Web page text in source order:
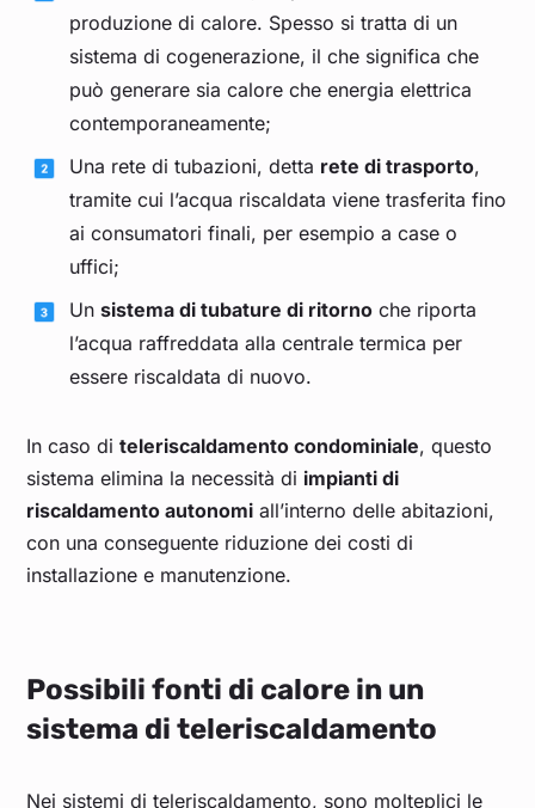
produzione di calore. Spesso si tratta di un
sistema di cogenerazione, il che significa che
può generare sia calore che energia elettrica
contemporaneamente;
Una rete di tubazioni, detta rete di trasporto,
tramite cui l’acqua riscaldata viene trasferita fino
ai consumatori finali, per esempio a case o
uffici;
Un sistema di tubature di ritorno che riporta
l’acqua raffreddata alla centrale termica per
essere riscaldata di nuovo.
In caso diteleriscaldamento condominiale, questo
sistema elimina la necessità di impianti di
riscaldamento autonomi all’interno delle abitazioni,
con una conseguente riduzione dei costi di
installazione e manutenzione.
Possibili fonti di calore in un
sistema di teleriscaldamento
Nei sistemi di teleriscaldamento, sono molteplici le